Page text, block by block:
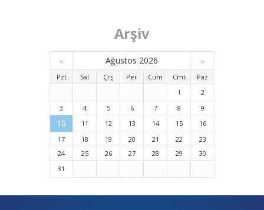
Arşiv
« Ağustos 2026 »
Pzt Sal Çrş Per Cum Cmt
Paz
1
2
3
4 5 6 7 8 9
10 11 12 13 14 15
16
17
18 19 20 21 22
23
24
25 26 27 28 29
30
31